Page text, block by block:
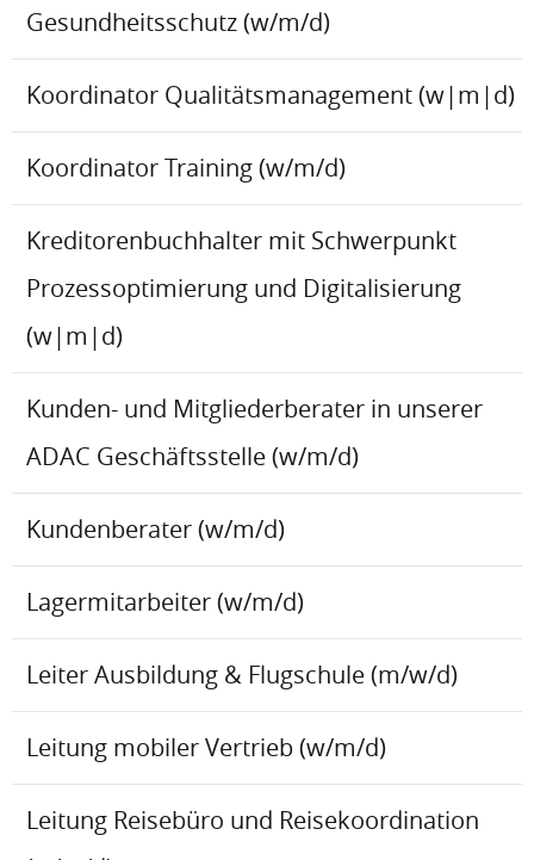
Gesundheitsschutz (w/m/d)
Koordinator Qualitätsmanagement (w|m|d)
Koordinator Training (w/m/d)
Kreditorenbuchhalter mit Schwerpunkt
Prozessoptimierung und Digitalisierung
(w|m|d)
Kunden- und Mitgliederberater in unserer
ADAC Geschäftsstelle (w/m/d)
Kundenberater (w/m/d)
Lagermitarbeiter (w/m/d)
Leiter Ausbildung & Flugschule (m/w/d)
Leitung mobiler Vertrieb (w/m/d)
Leitung Reisebüro und Reisekoordination